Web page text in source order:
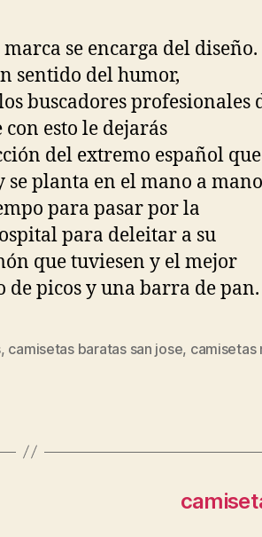
se encarga del diseño.
sentido del humor,
buscadores profesionales
esto le dejarás
del extremo español que
planta en el mano a mano
para pasar por la
para deleitar a su
que tuviesen y el mejor
de picos y una barra de pan.
, camisetas baratas san jose, camisetas